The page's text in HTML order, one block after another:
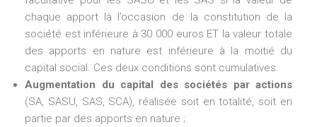
chaque apport là l’occasion de la constitution de la
société est inférieure à 30 000 euros ET la valeur totale
des apports en nature est inférieure à la moitié du
capital social. Ces deux conditions sont cumulatives.
Augmentation du capital des sociétés par actions
(SA, SASU, SAS, SCA), réalisée soit en totalité, soit en
partie par des apports en nature ;